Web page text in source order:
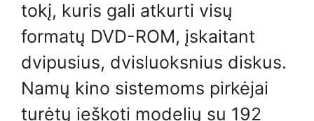
tokį, kuris gali atkurti visų
formatų DVD-ROM, įskaitant
dvipusius, dvisluoksnius diskus.
Namų kino sistemoms pirkėjai
turėtų ieškoti modelių su 192